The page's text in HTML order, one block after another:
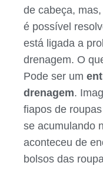
de cabeça,
é possível
está ligada a
drenagem. O
Pode ser um
drenagem.
fiapos de
se acumulando
aconteceu de
bolsos das